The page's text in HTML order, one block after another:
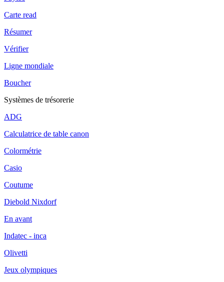
Carte read
Résumer
Vérifier
Ligne mondiale
Boucher
Systèmes de trésorerie
ADG
Calculatrice de table canon
Colormétrie
Casio
Coutume
Diebold Nixdorf
En avant
Indatec - inca
Olivetti
Jeux olympiques